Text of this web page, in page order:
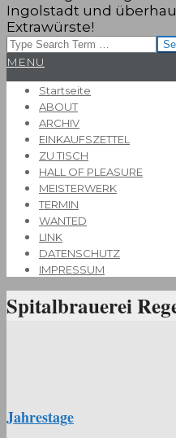
Ingolstadt und
Extrawürste!
Search
Primary
Menu
MENU
Startseite
ABOUT
ARCHIV
EINKAUFSZETTEL
ZU TISCH
HALL OF PLEASURE
MEISTERWERK
TERMIN
WANTED
LINK
DATENSCHUTZ
IMPRESSUM
Spitalbrauerei
Jahrestage